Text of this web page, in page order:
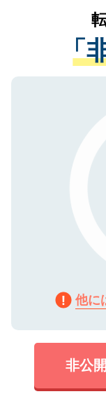
は、個
管理基
る、プ
で、機
かがい
経験を
させて
ない方
ので、ま
「
他に
非公